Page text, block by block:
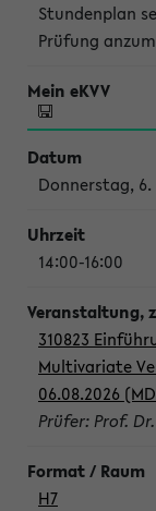
Stundenplan
Prüfung
Donnerstag,
14:00-16:00
310823
Multivariate
06.08.2026
Prüfer: Prof.
H7